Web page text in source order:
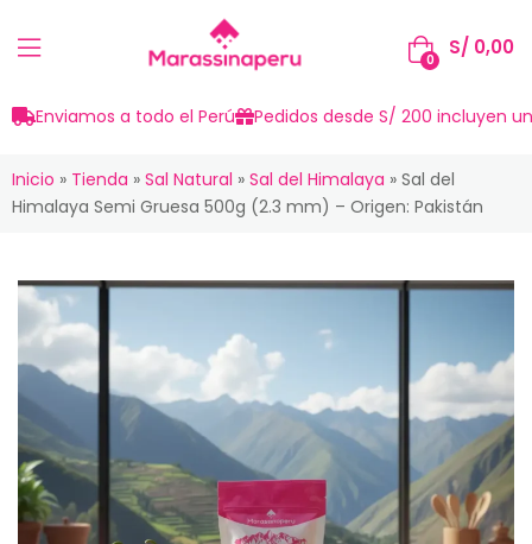
0
S/ 0,00
Enviamos a todo el Perú Pedidos desde S/ 200 incluyen
Inicio » Tienda » Sal Natural » Sal del Himalaya » Sal del
Himalaya Semi Gruesa 500g (2.3 mm) – Origen: Pakistán